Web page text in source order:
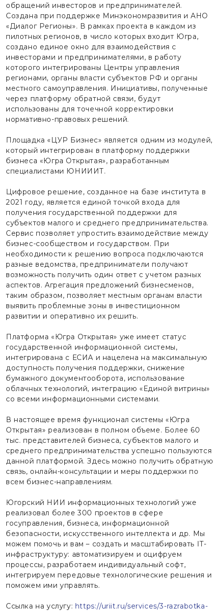
обращений инвесторов и предпринимателей.
Создана при поддержке Минэкономразвития и АНО
«Диалог Регионы». В рамках проекта в каждом из
пилотных регионов, в число которых входит Югра,
создано единое окно для взаимодействия с
инвесторами и предпринимателями, в работу
которого интегрированы Центры управления
регионами, органы власти субъектов РФ и органы
местного самоуправления. Инициативы, полученные
через платформу обратной связи, будут
использованы для точечной корректировки
нормативно-правовых решений.
Площадка «ЦУР Бизнес» является одним из модулей,
который интегрирован в платформу поддержки
бизнеса «Югра Открытая», разработанным
специалистами ЮНИИИТ.
Цифровое решение, созданное на базе института в
2021 году, является единой точкой входа для
получения государственной поддержки для
субъектов малого и среднего предпринимательства.
Сервис позволяет упростить взаимодействие между
бизнес-сообществом и государством. При
необходимости к решению вопроса подключаются
разные ведомства, предприниматели получают
возможность получить один ответ с учетом разных
аспектов. Агрегация предложений бизнесменов,
таким образом, позволяет местным органам власти
выявить проблемные зоны в инвестиционном
развитии и оперативно их решить.
Платформа «Югра Открытая» уже имеет статус
государственной информационной системы,
интегрирована с ЕСИА и нацелена на максимальную
доступность получения поддержки, снижение
бумажного документооборота, использование
облачных технологий, интеграцию «Единой витрины»
со всеми информационными системами.
В настоящее время функционал системы «Югра
Открытая» реализован в полном объеме. Более 60
тыс. представителей бизнеса, субъектов малого и
среднего предпринимательства успешно пользуются
данной платформой. Здесь можно получить обратную
связь, онлайн-консультации и меры поддержки по
всем бизнес-направлениям.
Югорский НИИ информационных технологий уже
реализовал более 300 проектов в сфере
госуправления, бизнеса, информационной
безопасности, искусственного интеллекта и др. Мы
можем помочь и вам – создать и масштабировать IT-
инфраструктуру: автоматизируем и оцифруем
процессы, разработаем индивидуальный софт,
интегрируем передовые технологические решения и
поможем ими управлять.
Ссылка на услугу: https://uriit.ru/services/3-razrabotka-